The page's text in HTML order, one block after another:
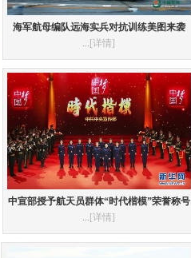
海军航母编队远海实兵对抗训练美图来袭
...[详情]
中宣部授予航天员群体“时代楷模”荣誉称号
... [详情]